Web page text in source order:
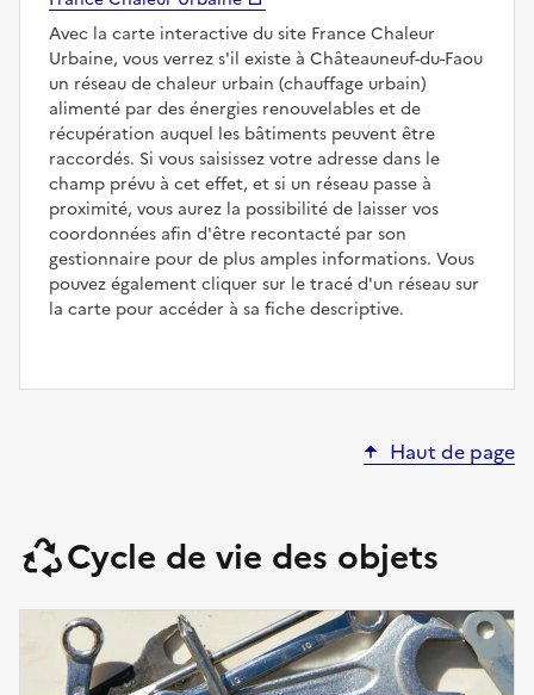
Avec la carte interactive du site France Chaleur
Urbaine, vous verrez s'il existe à Châteauneuf-du-Faou
un réseau de chaleur urbain (chauffage urbain)
alimenté par des énergies renouvelables et de
récupération auquel les bâtiments peuvent être
raccordés. Si vous saisissez votre adresse dans le
champ prévu à cet effet, et si un réseau passe à
proximité, vous aurez la possibilité de laisser vos
coordonnées afin d'être recontacté par son
gestionnaire pour de plus amples informations. Vous
pouvez également cliquer sur le tracé d'un réseau sur
la carte pour accéder à sa fiche descriptive.
Haut de page
Cycle de vie des objets